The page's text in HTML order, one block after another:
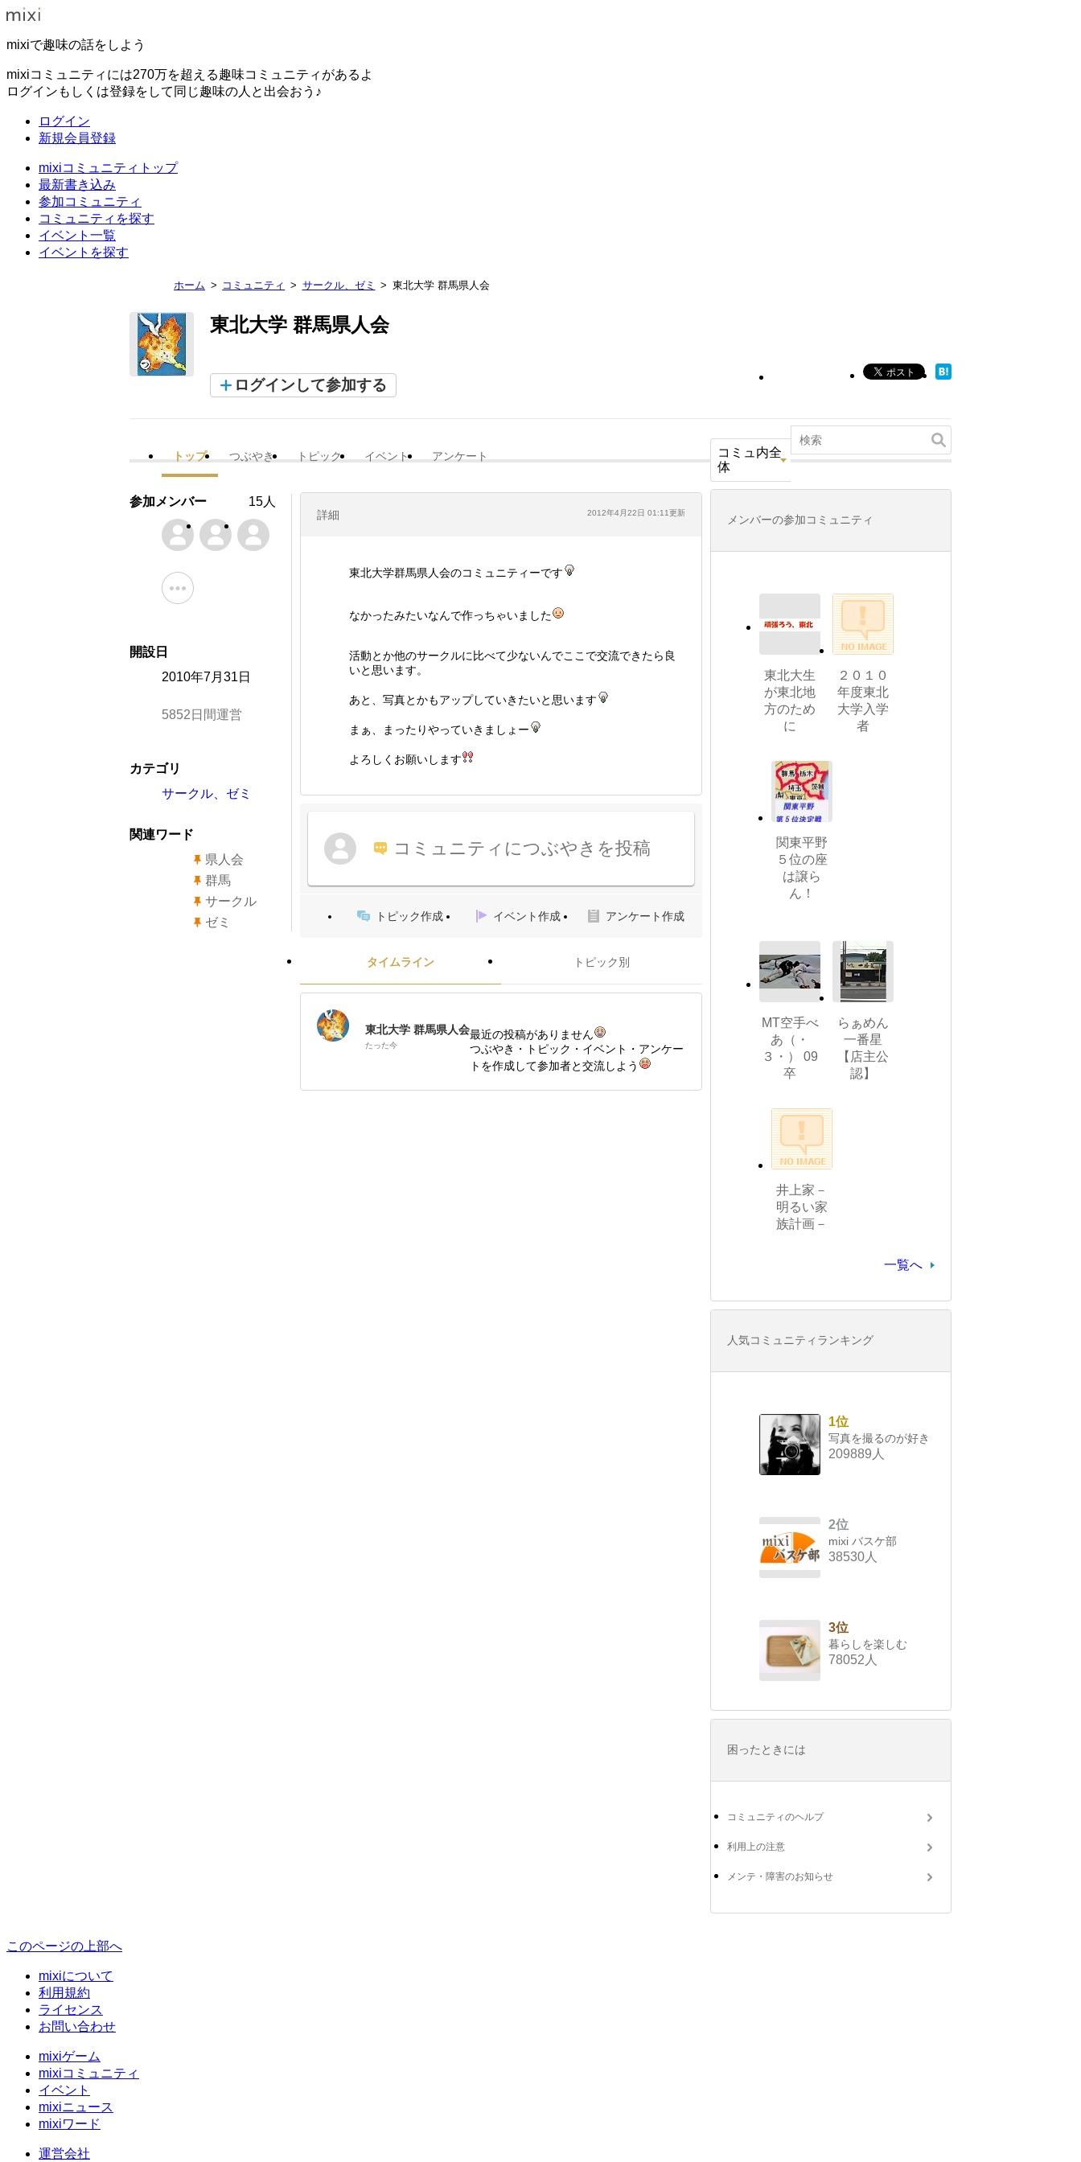
mixiで趣味の話をしよう
mixiコミュニティには270万を超える趣味コミュニティがあるよ
ログインもしくは登録をして同じ趣味の人と出会おう♪
ログイン
新規会員登録
mixiコミュニティトップ
最新書き込み
参加コミュニティ
コミュニティを探す
イベント一覧
イベントを探す
ホーム コミュニティ サークル、ゼミ 東北大学 群馬県人会
東北大学 群馬県人会
ログインして参加する
トップ つぶやき トピック イベント アンケート
コミュ内全
体
詳細 2012年4月22日 01:11更新
東北大学群馬県人会のコミュニティーです
なかったみたいなんで作っちゃいました
活動とか他のサークルに比べて少ないんでここで交流できたら良
いと思います。
あと、写真とかもアップしていきたいと思います
まぁ、まったりやっていきましょー
よろしくお願いします
コミュニティにつぶやきを投稿
トピック作成 イベント作成 アンケート作成
タイムライン トピック別
東北大学 群馬県人会
たった今
最近の投稿がありません
つぶやき・トピック・イベント・アンケー
トを作成して参加者と交流しよう
参加メンバー 15人
開設日
2010年7月31日
5852日間運営
カテゴリ
サークル、ゼミ
関連ワード
県人会
群馬
サークル
ゼミ
メンバーの参加コミュニティ
東北大生
が東北地
方のため
に
２０１０
年度東北
大学入学
者
関東平野
５位の座
は譲ら
ん！
MT空手べ
あ（・
３・） 09
卒
らぁめん
一番星
【店主公
認】
井上家－
明るい家
族計画－
一覧へ
人気コミュニティランキング
1位
写真を撮るのが好き
209889人
2位
mixi バスケ部
38530人
3位
暮らしを楽しむ
78052人
困ったときには
コミュニティのヘルプ
利用上の注意
メンテ・障害のお知らせ
このページの上部へ
mixiについて
利用規約
ライセンス
お問い合わせ
mixiゲーム
mixiコミュニティ
イベント
mixiニュース
mixiワード
運営会社